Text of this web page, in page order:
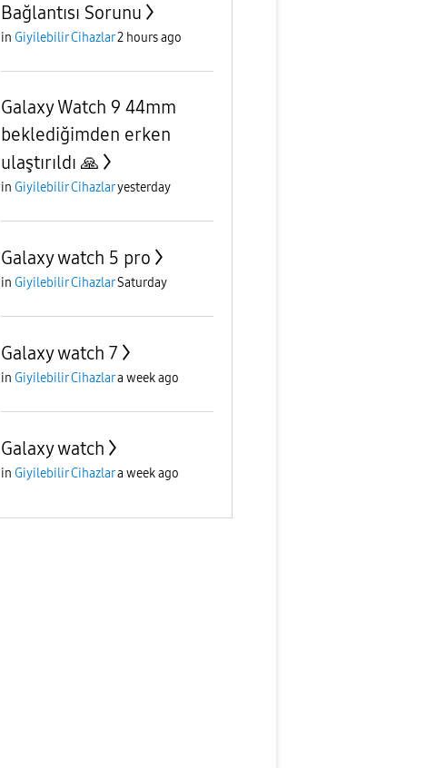
Bağlantısı Sorunu
in Giyilebilir Cihazlar2 hours ago
Galaxy Watch 9 44mm
beklediğimden erken
ulaştırıldı 🙏
in Giyilebilir Cihazlaryesterday
Galaxy watch 5 pro
in Giyilebilir CihazlarSaturday
Galaxy watch 7
in Giyilebilir Cihazlara week ago
Galaxy watch
in Giyilebilir Cihazlara week ago